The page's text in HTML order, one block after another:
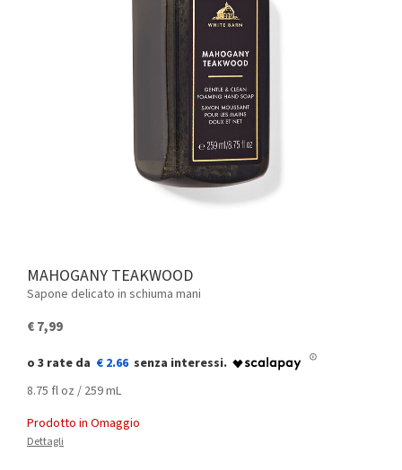
MAHOGANY TEAKWOOD
Sapone delicato in schiuma mani
€ 7,99
€ 2.66
8.75 fl oz / 259 mL
Prodotto in Omaggio
Dettagli